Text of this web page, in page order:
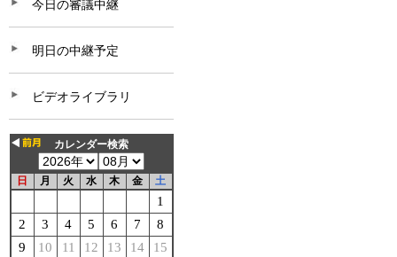
今日の審議中継
明日の中継予定
ビデオライブラリ
カレンダー検索
日 月 火 水 木 金 土
1
2
3 4 5 6 7
8
9
10 11 12 13 14
15